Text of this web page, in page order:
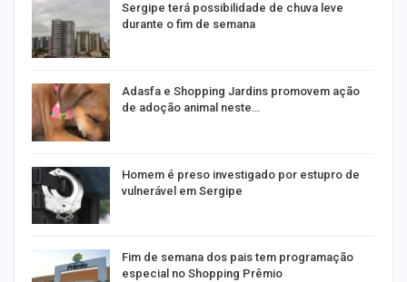
Sergipe terá possibilidade de chuva leve
durante o fim de semana
Adasfa e Shopping Jardins promovem ação
de adoção animal neste…
Homem é preso investigado por estupro de
vulnerável em Sergipe
Fim de semana dos pais tem programação
especial no Shopping Prêmio